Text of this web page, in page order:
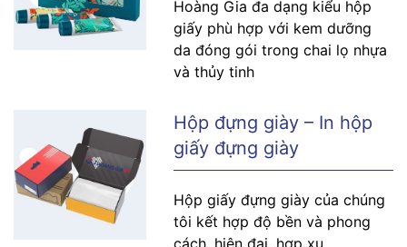
Hoàng Gia đa dạng kiểu hộp
giấy phù hợp với kem dưỡng
da đóng gói trong chai lọ nhựa
và thủy tinh
Hộp đựng giày – In hộp
giấy đựng giày
Hộp giấy đựng giày của chúng
tôi kết hợp độ bền và phong